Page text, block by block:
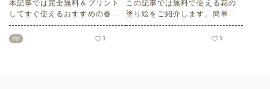
本記事では完全無料＆プリント
してすぐ使えるおすすめの春向
け塗り絵をご紹介します。ご高
齢者・子どもいずれにも最適な
zip 1
この記事では無料で使える花の
塗り絵をご紹介します。簡単な
ものから難しい大人・高齢者向
けのものまでバリエーションも
1